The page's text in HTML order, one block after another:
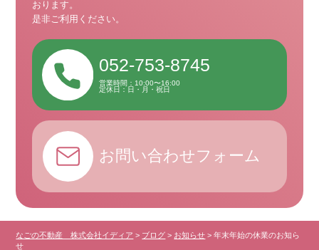
おります。
是非ご利用ください。
052-753-8745
営業時間：10:00〜16:00
定休日：日・月・祝日
お問い合わせフォーム
なごの不動産 株式会社イディア > ブログ > お知らせ >年末年始の休業のお知ら
せ